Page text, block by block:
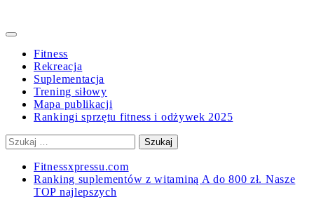
Primary
Fitness
Rekreacja
Suplementacja
Trening siłowy
Mapa publikacji
Rankingi sprzętu fitness i odżywek 2025
Szukaj:
Fitnessxpressu.com
Ranking suplementów z witaminą A do 800 zł. Nasze
TOP najlepszych